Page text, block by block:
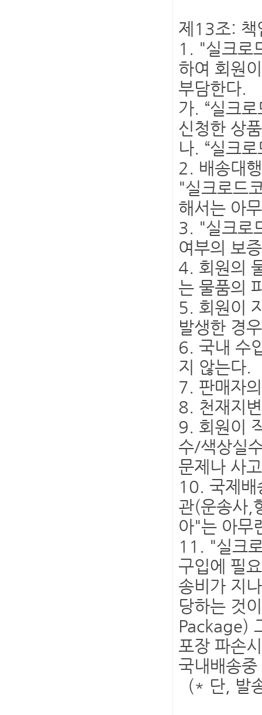
제13조: 책
1. "실크로
하여 회원
부담한다.
가. “실크
신청한 상
나. “실크
2. 배송대
"실크로드
해서는 아
3. "실크로
여부의 보
4. 회원의
는 물품의
5. 회원이
발생한 경
6. 국내 수
지 않는다.
7. 판매자
8. 천재지
9. 회원이
수/색상실
문제나 사
10. 국제배
관(운송사,
아"는 아무
11. "실크
구입에 필
송비가 지
당하는 것
Package)
포장 파손
국내배송
(* 단, 발